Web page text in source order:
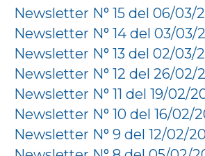
Newsletter N° 15 del 06/03/
Newsletter N° 14 del 03/03/
Newsletter N° 13 del 02/03/
Newsletter N° 12 del 26/02/
Newsletter N° 11 del 19/02/
Newsletter N° 10 del 16/02/
Newsletter N° 9 del 12/02/